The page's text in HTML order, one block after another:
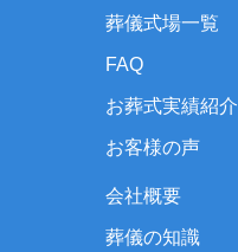
葬儀式場一覧
FAQ
お葬式実績紹介
お客様の声
会社概要
葬儀の知識